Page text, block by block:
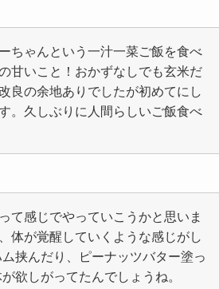
ちゃんという一汁一菜ご飯を食べ
甘いこと！おかずなしでも玄米だ
良の余地ありでしたが初めてにし
。久しぶりに人間らしいご飯食べ
て感じでやっていこうかと思いま
体が覚醒していくような感じがし
挟んだり、ピーナッツバター塗っ
欲しがってたんでしょうね。